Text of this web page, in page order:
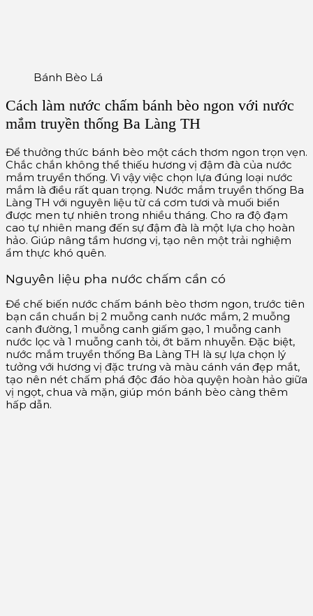
Bánh Bèo Lá
Cách làm nước chấm bánh bèo ngon với nước
mắm truyền thống Ba Làng TH
Để thưởng thức bánh bèo một cách thơm ngon trọn vẹn.
Chắc chắn không thể thiếu hương vị đậm đà của nước
mắm truyền thống. Vì vậy việc chọn lựa đúng loại nước
mắm là điều rất quan trọng. Nước mắm truyền thống Ba
Làng TH với nguyên liệu từ cá cơm tươi và muối biển
được men tự nhiên trong nhiều tháng. Cho ra độ đạm
cao tự nhiên mang đến sự đậm đà là một lựa chọ hoàn
hảo. Giúp nâng tầm hương vị, tạo nên một trải nghiệm
ẩm thực khó quên.
Nguyên liệu pha nước chấm cần có
Để chế biến nước chấm bánh bèo thơm ngon, trước tiên
bạn cần chuẩn bị 2 muỗng canh nước mắm, 2 muỗng
canh đường, 1 muỗng canh giấm gạo, 1 muỗng canh
nước lọc và 1 muỗng canh tỏi, ớt băm nhuyễn. Đặc biệt,
nước mắm truyền thống Ba Làng TH là sự lựa chọn lý
tưởng với hương vị đặc trưng và màu cánh ván đẹp mắt,
tạo nên nét chấm phá độc đáo hòa quyện hoàn hảo giữa
vị ngọt, chua và mặn, giúp món bánh bèo càng thêm
hấp dẫn.